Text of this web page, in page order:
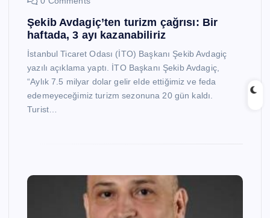
Şekib Avdagiç’ten turizm çağrısı: Bir
haftada, 3 ayı kazanabiliriz
İstanbul Ticaret Odası (İTO) Başkanı Şekib Avdagiç
yazılı açıklama yaptı. İTO Başkanı Şekib Avdagiç,
“Aylık 7.5 milyar dolar gelir elde ettiğimiz ve feda
edemeyeceğimiz turizm sezonuna 20 gün kaldı.
Turist…